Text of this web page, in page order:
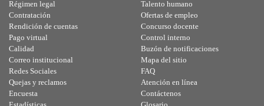
Régimen legal
Contratación
Rendición de cuentas
Pago virtual
Calidad
Talento humano
Ofertas de empleo
Concurso docente
Control interno
Buzón de notificaciones
Correo institucional
Redes Sociales
Quejas y reclamos
Encuesta
Mapa del sitio
FAQ
Atención en línea
Contáctenos